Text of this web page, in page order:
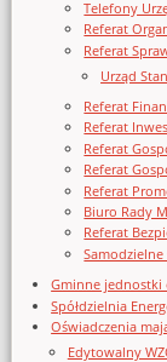
Telefony
Referat
Referat
Urząd
Referat
Referat
Referat
Referat
Referat
Biuro Rady
Referat
Gminne jednostki
Spółdzielnia
Oświadczenia
Edytowalny